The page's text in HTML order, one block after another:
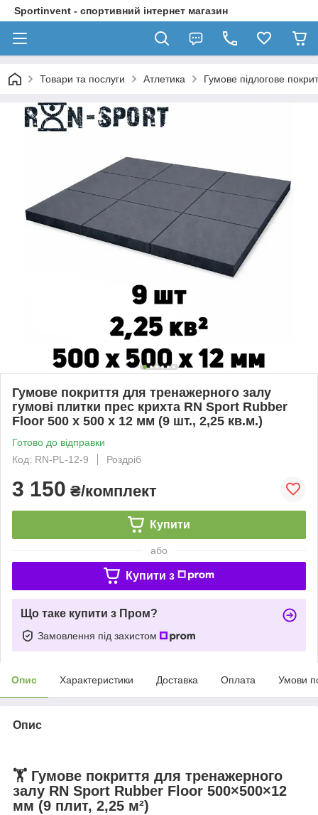
Sportinvent - спортивний інтернет магазин
Товари та послуги Атлетика Гумове підлогове
Гумове покриття для тренажерного залу
гумові плитки прес крихта RN Sport Rubber
Floor 500 x 500 x 12 мм (9 шт., 2,25 кв.м.)
Готово до відправки
Код: RN-PL-12-9
Роздріб
3 150 ₴/комплект
Купити
або
Купити з
Що таке купити з Пром?
Замовлення під захистом
Опис Характеристики Доставка Оплата Умови
Опис
🏋️ Гумове покриття для тренажерного
залу RN Sport Rubber Floor 500×500×12
мм (9 плит, 2,25 м²)